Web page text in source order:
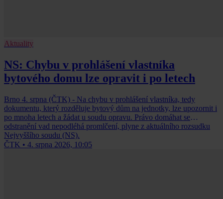
Aktuality
NS: Chybu v prohlášení vlastníka
bytového domu lze opravit i po letech
Brno 4. srpna (ČTK) - Na chybu v prohlášení vlastníka, tedy
dokumentu, který rozděluje bytový dům na jednotky, lze upozornit i
po mnoha letech a žádat u soudu opravu. Právo domáhat se
odstranění vad nepodléhá promlčení, plyne z aktuálního rozsudku
Nejvyššího soudu (NS).
ČTK • 4. srpna 2026, 10:05